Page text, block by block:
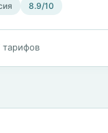
8.9/10
тарифов